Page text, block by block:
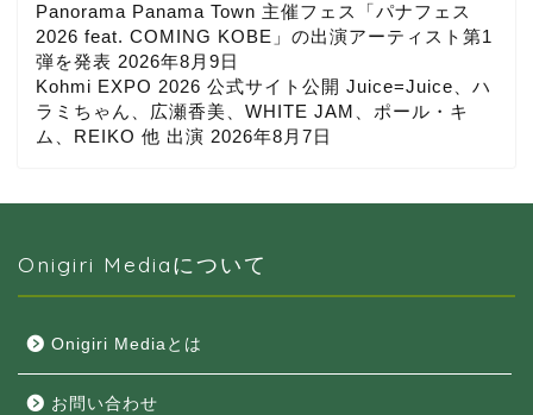
Panorama Panama Town 主催フェス「パナフェス
2026 feat. COMING KOBE」の出演アーティスト第1
弾を発表 2026年8月9日
Kohmi EXPO 2026 公式サイト公開 Juice=Juice、ハ
ラミちゃん、広瀬香美、WHITE JAM、ポール・キ
ム、REIKO 他 出演 2026年8月7日
Onigiri Mediaについて
Onigiri Mediaとは
お問い合わせ